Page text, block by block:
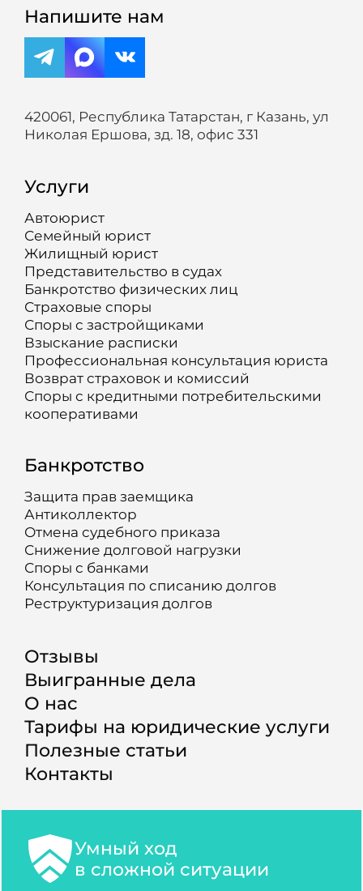
Напишите нам
420061, Республика Татарстан, г Казань, ул
Николая Ершова, зд. 18, офис 331
Услуги
Автоюрист
Семейный юрист
Жилищный юрист
Представительство в судах
Банкротство физических лиц
Страховые споры
Споры с застройщиками
Взыскание расписки
Профессиональная консультация юриста
Возврат страховок и комиссий
Споры с кредитными потребительскими
кооперативами
Банкротство
Защита прав заемщика
Антиколлектор
Отмена судебного приказа
Снижение долговой нагрузки
Споры с банками
Консультация по списанию долгов
Реструктуризация долгов
Отзывы
Выигранные дела
О нас
Тарифы на юридические услуги
Полезные статьи
Контакты
Умный ход
в сложной ситуации